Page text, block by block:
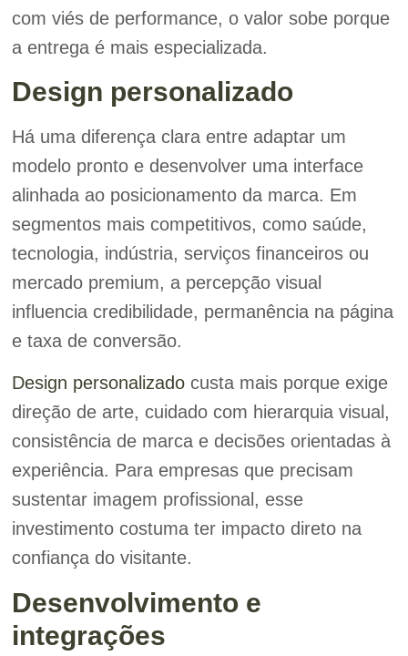
com viés de performance, o valor sobe porque
a entrega é mais especializada.
Design personalizado
Há uma diferença clara entre adaptar um
modelo pronto e desenvolver uma interface
alinhada ao posicionamento da marca. Em
segmentos mais competitivos, como saúde,
tecnologia, indústria, serviços financeiros ou
mercado premium, a percepção visual
influencia credibilidade, permanência na página
e taxa de conversão.
Design personalizadocusta mais porque exige
direção de arte, cuidado com hierarquia visual,
consistência de marca e decisões orientadas à
experiência. Para empresas que precisam
sustentar imagem profissional, esse
investimento costuma ter impacto direto na
confiança do visitante.
Desenvolvimento e
integrações